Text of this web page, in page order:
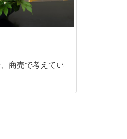
商売で考えてい